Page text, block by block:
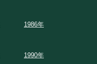
1986年
1990年